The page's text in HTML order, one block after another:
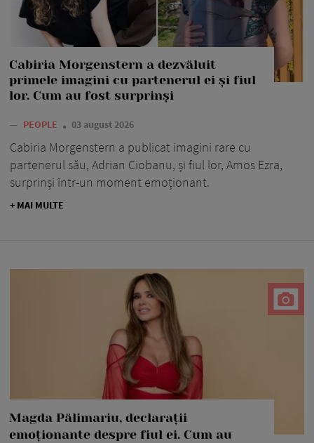
Cabiria Morgenstern a dezvăluit
primele imagini cu partenerul ei și fiul
lor. Cum au fost surprinși
— PEOPLE 03 august 2026
Cabiria Morgenstern a publicat imagini rare cu
partenerul său, Adrian Ciobanu, și fiul lor, Amos Ezra,
surprinși într-un moment emoționant.
+ MAI MULTE
Magda Pălimariu, declarații
emoționante despre fiul ei. Cum au